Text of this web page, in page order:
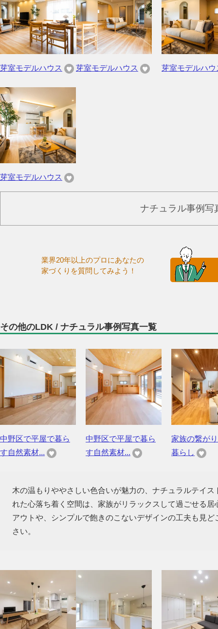
芽室モデルハウス 芽室モデルハウス 芽室モデルハウ
芽室モデルハウス
ナチュラル事例写
業界20年以上のプロにあなたの
家づくりを質問してみよう！
その他のLDK / ナチュラル事例写真一覧
中野区で平屋で暮ら
す自然素材...
中野区で平屋で暮ら
す自然素材...
家族の繋が
暮らし
木の温もりややさしい色合いが魅力の、ナチュラルテイ
れた心落ち着く空間は、家族がリラックスして過ごせる
アウトや、シンプルで飽きのこないデザインの工夫も見
さい。